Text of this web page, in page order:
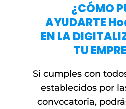
¿CÓMO
AYUDARTE
EN LA
TU
Si cumples con
establecidos por
convocatoria,